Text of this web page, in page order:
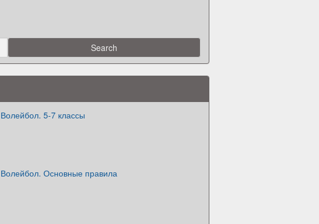
Волейбол. 5-7 классы
Волейбол. Основные правила